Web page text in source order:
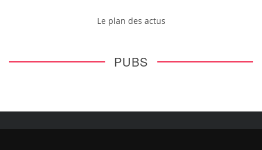
Le plan des actus
PUBS